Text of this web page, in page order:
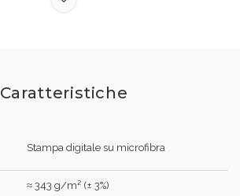
Caratteristiche
Stampa digitale su microfibra
≈ 343 g/m² (± 3%)
REGISTRATI